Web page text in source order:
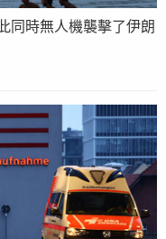
同時無人機襲擊了伊朗